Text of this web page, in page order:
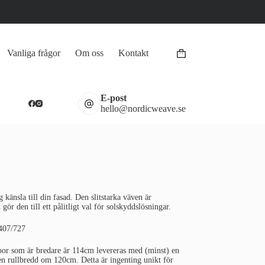
Vanliga frågor Om oss Kontakt Varukorg
E-post
hello@nordicweave.se
till din fasad. Den slitstarka väven är
den till ett pålitligt val för solskyddslösningar.
727
som är bredare är 114cm levereras med (minst) en
rullbredd om 120cm. Detta är ingenting unikt för